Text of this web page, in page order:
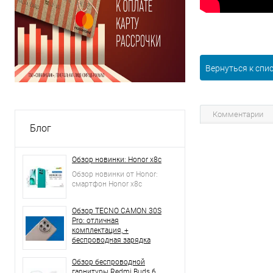
Блог
Обзор новинки: Honor x8c
Обзор новинки от Honor:
смартфон Honor x8c
Обзор TECNO CAMON 30S
Pro: отличная
комплектация, +
беспроводная зарядка
Обзор беспроводной
Вернуться к
Комментарии